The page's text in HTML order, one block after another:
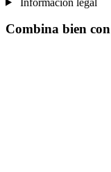
Combina bien con